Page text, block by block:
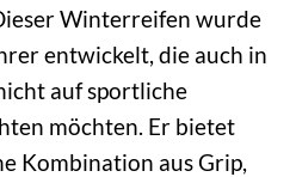
Winterreifen wurde
entwickelt, die auch in
auf sportliche
möchten. Er bietet
Kombination aus Grip,